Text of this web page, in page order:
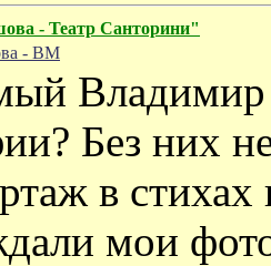
- Театр Санторини"
- ВМ
Без них
в стихах
мои